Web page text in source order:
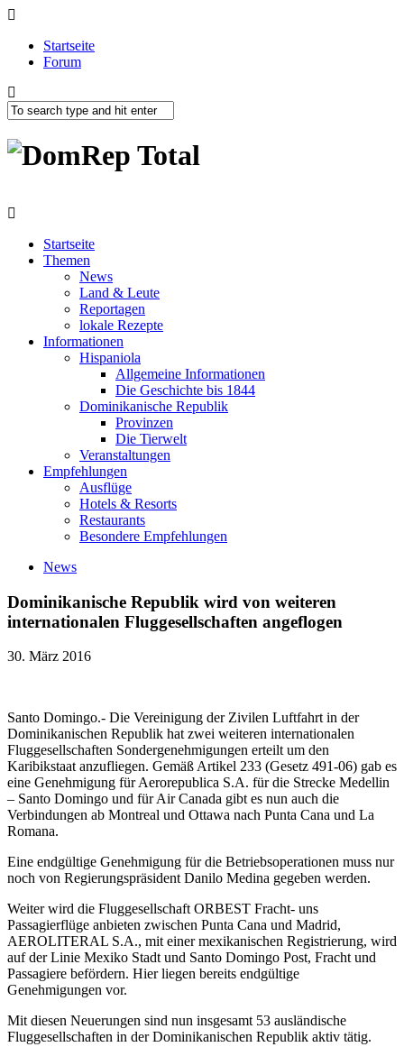
Startseite
Forum
Startseite
Themen
News
Land & Leute
Reportagen
lokale Rezepte
Informationen
Hispaniola
Allgemeine Informationen
Die Geschichte bis 1844
Dominikanische Republik
Provinzen
Die Tierwelt
Veranstaltungen
Empfehlungen
Ausflüge
Hotels & Resorts
Restaurants
Besondere Empfehlungen
News
Dominikanische Republik wird von weiteren
internationalen Fluggesellschaften angeflogen
30. März 2016
Santo Domingo.- Die Vereinigung der Zivilen Luftfahrt in der
Dominikanischen Republik hat zwei weiteren internationalen
Fluggesellschaften Sondergenehmigungen erteilt um den
Karibikstaat anzufliegen. Gemäß Artikel 233 (Gesetz 491-06) gab es
eine Genehmigung für Aerorepublica S.A. für die Strecke Medellin
– Santo Domingo und für Air Canada gibt es nun auch die
Verbindungen ab Montreal und Ottawa nach Punta Cana und La
Romana.
Eine endgültige Genehmigung für die Betriebsoperationen muss nur
noch von Regierungspräsident Danilo Medina gegeben werden.
Weiter wird die Fluggesellschaft ORBEST Fracht- uns
Passagierflüge anbieten zwischen Punta Cana und Madrid,
AEROLITERAL S.A., mit einer mexikanischen Registrierung, wird
auf der Linie Mexiko Stadt und Santo Domingo Post, Fracht und
Passagiere befördern. Hier liegen bereits endgültige
Genehmigungen vor.
Mit diesen Neuerungen sind nun insgesamt 53 ausländische
Fluggesellschaften in der Dominikanischen Republik aktiv tätig.